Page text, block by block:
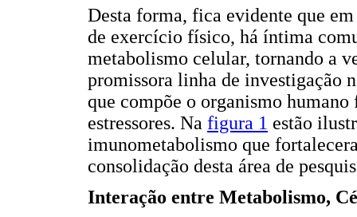
Desta forma, fica evidente que
de exercício físico, há íntima
metabolismo celular, tornando a
promissora linha de investigação
que compõe o organismo
estressores. Na figura 1 estão
imunometabolismo que
consolidação desta área de
Interação entre Metabolismo,